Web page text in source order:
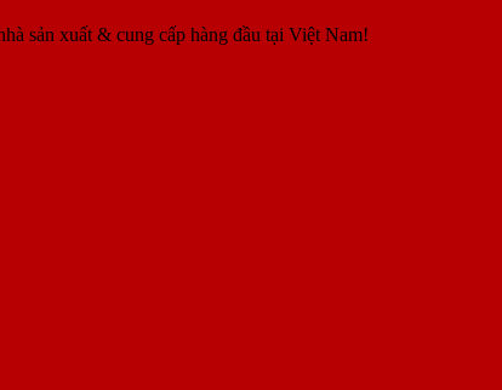
sản xuất & cung cấp hàng đầu tại Việt Nam!